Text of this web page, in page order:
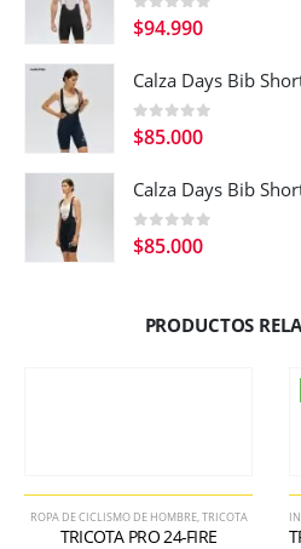
0out of 5
$94.990
Calza Days Bib
0out of 5
$85.000
Calza Days Bib
0out of 5
$85.000
PRODUCTOS
ROPA DE CICLISMO DE HOMBRE,TRICOTA
TRICOTA PRO 24-FIRE